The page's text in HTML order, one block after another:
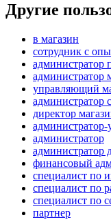
Другие
в магазин
сотрудник с
администратор
администратор
управляющий
администратор
директор
администратор
администратор
финансовый
специалист по
специалист по
специалист по
партнер